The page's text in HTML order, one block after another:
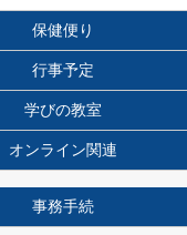
保健便り
行事予定
学びの教室
オンライン関連
事務手続